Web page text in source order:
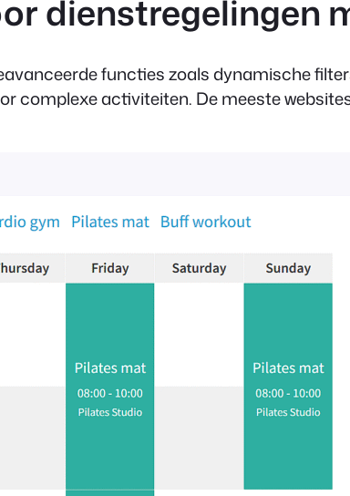
dienstregelingen
functies zoals dynamische
complexe activiteiten. De meeste